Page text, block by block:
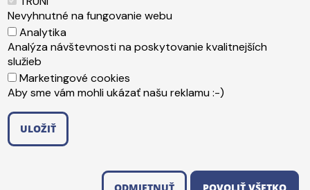
TikTok
Päta
Správca obsahu
Technická podpora
Vyhlásenie o prístupnosti
Ochrana osobných údajov
Cookies
Upraviť preferencie cookies
ActivIT s.r.o.
Nevyhnutné na fungovanie webu
Analytika
Analýza návštevnosti na poskytovanie kvalitnejších
služieb
Marketingové cookies
Aby sme vám mohli ukázať našu reklamu :-)
ULOŽIŤ